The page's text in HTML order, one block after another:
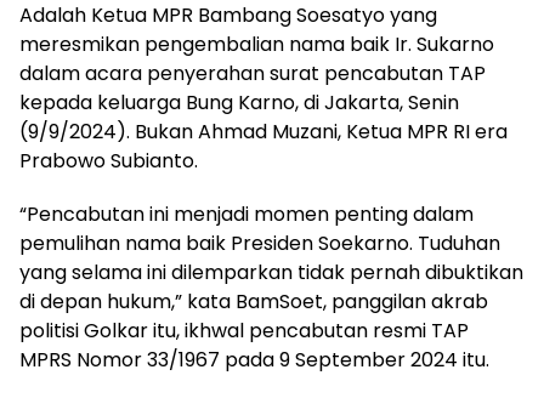
Adalah Ketua MPR Bambang Soesatyo yang
meresmikan pengembalian nama baik Ir. Sukarno
dalam acara penyerahan surat pencabutan TAP
kepada keluarga Bung Karno, di Jakarta, Senin
(9/9/2024). Bukan Ahmad Muzani, Ketua MPR RI era
Prabowo Subianto.
“Pencabutan ini menjadi momen penting dalam
pemulihan nama baik Presiden Soekarno. Tuduhan
yang selama ini dilemparkan tidak pernah dibuktikan
di depan hukum,” kata BamSoet, panggilan akrab
politisi Golkar itu, ikhwal pencabutan resmi TAP
MPRS Nomor 33/1967 pada 9 September 2024 itu.